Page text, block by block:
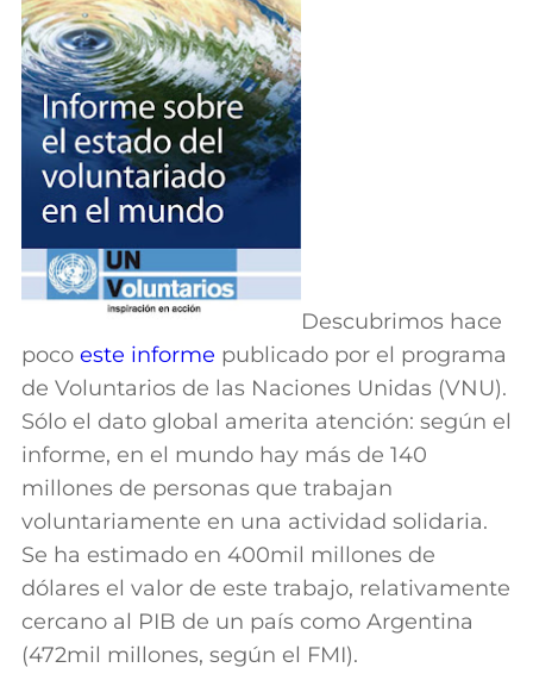
Descubrimos hace
poco este informe publicado por el programa
de Voluntarios de las Naciones Unidas (VNU).
Sólo el dato global amerita atención: según el
informe, en el mundo hay más de 140
millones de personas que trabajan
voluntariamente en una actividad solidaria.
Se ha estimado en 400mil millones de
dólares el valor de este trabajo, relativamente
cercano al PIB de un país como Argentina
(472mil millones, según el FMI).